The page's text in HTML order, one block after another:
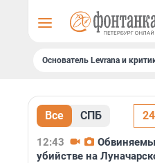
Основатель Levrana и
Все СПБ
12:43
убийстве на